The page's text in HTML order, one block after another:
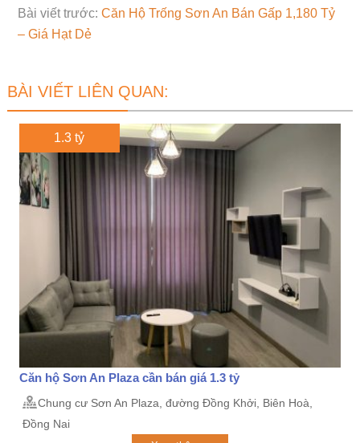
Bài viết trước: Căn Hộ Trống Sơn An Bán Gấp 1,180 Tỷ
– Giá Hạt Dẻ
BÀI VIẾT LIÊN QUAN:
1.3 tỷ
Căn hộ Sơn An Plaza cần bán giá 1.3 tỷ
Chung cư Sơn An Plaza, đường Đồng Khởi, Biên Hoà,
Đồng Nai